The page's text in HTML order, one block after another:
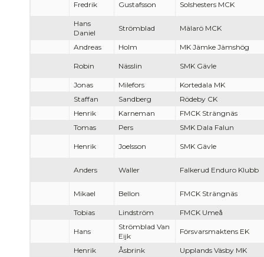
Fredrik Gustafsson Solshesters MCK
Hans
Daniel
Strömblad Mälarö MCK
Andreas Holm MK Jämke Jämshög
Robin Nässlin SMK Gävle
Jonas Milefors
Kortedala MK
Staffan
Sandberg
Rödeby CK
Henrik
Karneman
FMCK Strängnäs
Tomas
Pers SMK Dala Falun
Henrik Joelsson SMK Gävle
Anders Waller Falkerud Enduro Klubb
Mikael Bellon FMCK Strängnäs
Tobias Lindström FMCK Umeå
Hans
Strömblad Van
Eijk
Försvarsmaktens EK
Henrik Åsbrink Upplands Väsby MK